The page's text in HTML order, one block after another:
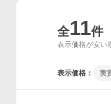
全11件
表示価格が安い
表示価格： 実